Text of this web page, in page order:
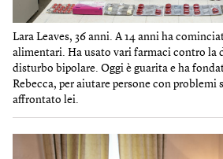
Lara Leaves, 36 anni. A 14 anni ha
alimentari. Ha usato vari farmaci contro la
disturbo bipolare. Oggi è guarita e ha
Rebecca, per aiutare persone con problemi
affrontato lei.